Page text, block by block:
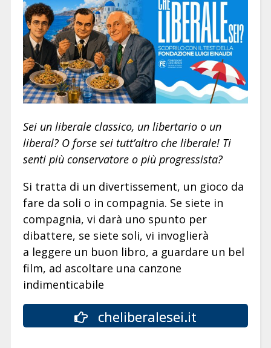
Sei un liberale classico, un libertario o un
liberal? O forse sei tutt’altro che liberale! Ti
senti più conservatore o più progressista?
Si tratta di un divertissement, un gioco da
fare da soli o in compagnia. Se siete in
compagnia, vi darà uno spunto per
dibattere, se siete soli, vi invoglierà
a leggere un buon libro, a guardare un bel
film, ad ascoltare una canzone
indimenticabile
cheliberalesei.it